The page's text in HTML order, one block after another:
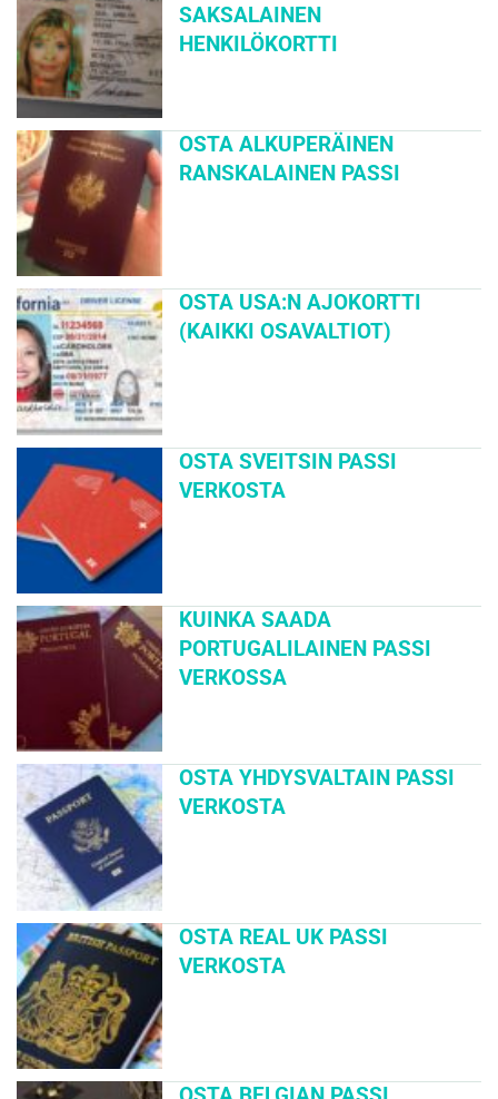
SAKSALAINEN
HENKILÖKORTTI
OSTA ALKUPERÄINEN
RANSKALAINEN PASSI
OSTA USA:N AJOKORTTI
(KAIKKI OSAVALTIOT)
OSTA SVEITSIN PASSI
VERKOSTA
KUINKA SAADA
PORTUGALILAINEN PASSI
VERKOSSA
OSTA YHDYSVALTAIN PASSI
VERKOSTA
OSTA REAL UK PASSI
VERKOSTA